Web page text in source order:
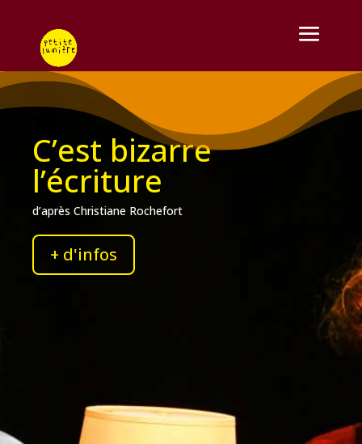
C’est bizarre
l’écriture
d’après Christiane Rochefort
+ d'infos